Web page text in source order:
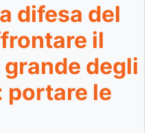
difesa del
il
degli
portare le